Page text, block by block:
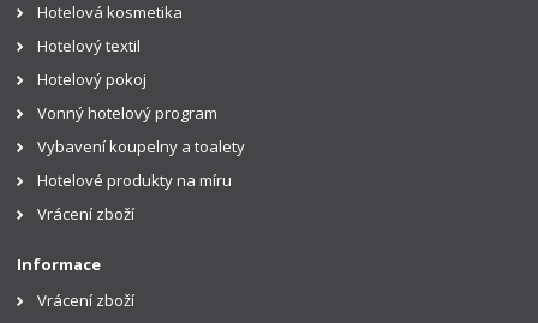
Hotelová kosmetika
Hotelový textil
Hotelový pokoj
Vonný hotelový program
Vybavení koupelny a toalety
Hotelové produkty na míru
Vrácení zboží
Informace
Vrácení zboží